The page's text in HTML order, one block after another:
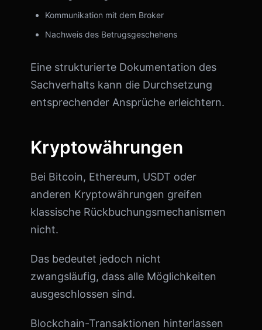
Kommunikation mit dem Broker
Nachweis des Betrugsgeschehens
Eine strukturierte Dokumentation des
Sachverhalts kann die Durchsetzung
entsprechender Ansprüche erleichtern.
Kryptowährungen
Bei Bitcoin, Ethereum, USDT oder
anderen Kryptowährungen greifen
klassische Rückbuchungsmechanismen
nicht.
Das bedeutet jedoch nicht
zwangsläufig, dass alle Möglichkeiten
ausgeschlossen sind.
Blockchain-Transaktionen hinterlassen